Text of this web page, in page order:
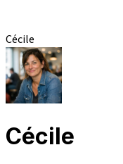
Cécile
Cécile